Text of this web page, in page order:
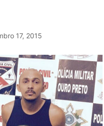
17, 2015